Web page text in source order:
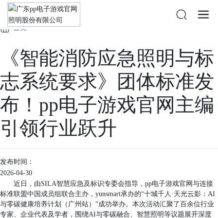
公司新闻
媒体聚焦
首页
《智能消防应急照明与标
志系统要求》团体标准发
布！pp电子游戏官网主编
引领行业跃升
发布时间：
2026-04-30
近日，由SILA智慧应急及标识专委会指导，pp电子游戏官网与连接
标准联盟中国成员组联合主办，yunsmart承办的“十城千人·天光云影：AI
与零碳健康培养计划（广州站）”成功举办。本次活动汇聚了百余位行业
专家、企业代表及学者，围绕AI与零碳融合、智慧照明等议题展开深度